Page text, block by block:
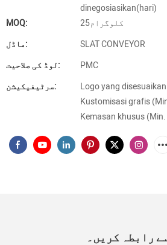
dinegosiasikan(hari)
MOQ:
کلوگرام25
ماڈل:
SLAT CONVEYOR
لوڈ کی صلاحیت:
PMC
سرٹیفیکیشن:
Logo yang
Kustomisasi grafis
Kemasan khusus
رابطہ کریں۔